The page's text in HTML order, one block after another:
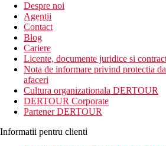
newsletter!
Despre noi
Agentii
Contact
Blog
Cariere
Licente, documente juridice si
Nota de informare privind protectia
afaceri
Cultura organizationala DERTOUR
DERTOUR Corporate
Partener DERTOUR
Informatii pentru clienti